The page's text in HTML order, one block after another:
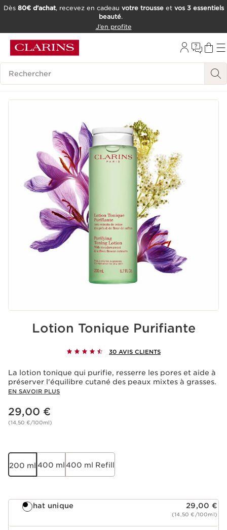
OUTIL D'ACCESSIBILITÉ
Dès 80€ d’achat, recevez en cadeau votre trousseet vos 3 essentiels
beauté.
J’en profite
Historique des recherches
Lotion Tonique Purifiante
30 AVIS CLIENTS
La lotion tonique qui purifie, resserre les pores et aide à
préserver l'équilibre cutané des peaux mixtes à grasses.
EN SAVOIR PLUS
Nouveau prix 29,00 €
29,00 €
(14,50 €/100ml)
200 ml 400 ml400 ml Refill
Achat unique 29,00 €
(14,50 €/100ml)